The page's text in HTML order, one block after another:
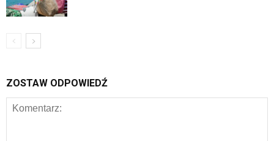
ZOSTAW ODPOWIEDŹ